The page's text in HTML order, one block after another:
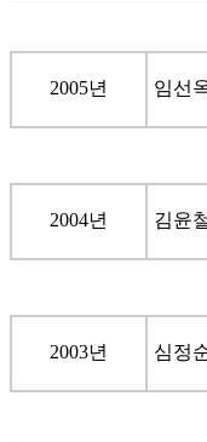
2005년 임선
2004년 김윤
2003년 심정